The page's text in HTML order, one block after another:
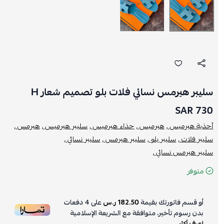
سليبر هيرمس نسائي فلات بلو تصميم شعار H
730 SAR
أحذية هيرميس ,هيرميس ,حذاء هيرميس ,سليبر هيرميس ,هيرمس ,
سليبر فلات ,سليبر بلو ,سليبر هيرمس ,سليبر نسائي ,
سليبر هيرمس نسائي ,
متوفر
أو قسم فاتورتك بقيمة182.50 ر.س على4دفعات
بدون رسوم تأخير، متوافقة مع الشريعة الإسلامية